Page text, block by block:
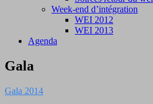
Week-end d’intégration
WEI 2012
WEI 2013
Agenda
Gala
Gala 2014